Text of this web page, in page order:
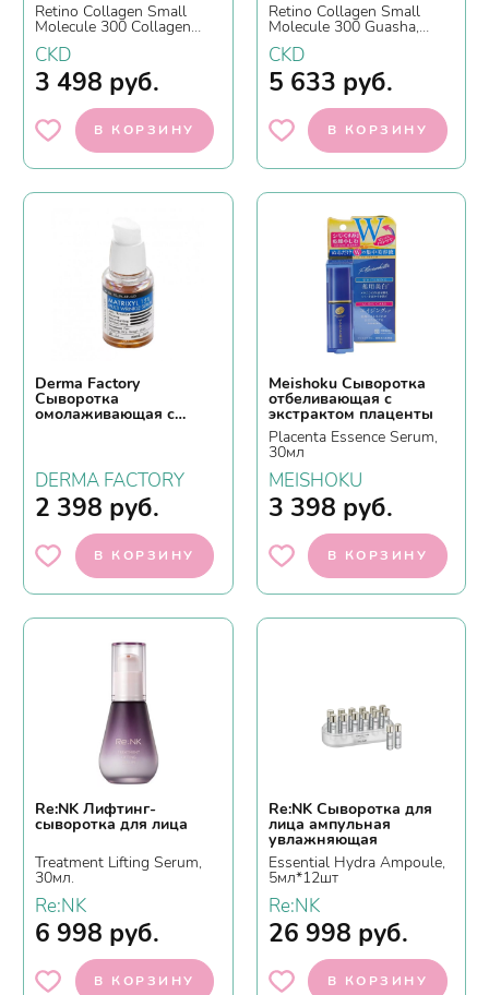
Retino Collagen Small
Molecule 300 Collagen
Pumping Ampoule, 30мл.
CKD
3 498 руб.
В КОРЗИНУ
Retino Collagen Small
Molecule 300 Guasha,
40мл
CKD
5 633 руб.
В КОРЗИНУ
Derma Factory
Сыворотка
омолаживающая с
DERMA FACTORY
2 398 руб.
В КОРЗИНУ
Meishoku Сыворотка
отбеливающая с
экстрактом плаценты
Placenta Essence Serum,
30мл
MEISHOKU
3 398 руб.
В КОРЗИНУ
Re:NK Лифтинг-
сыворотка для лица
Treatment Lifting Serum,
30мл.
Re:NK
6 998 руб.
В КОРЗИНУ
Re:NK Сыворотка для
лица ампульная
увлажняющая
Essential Hydra Ampoule,
5мл*12шт
Re:NK
26 998 руб.
В КОРЗИНУ